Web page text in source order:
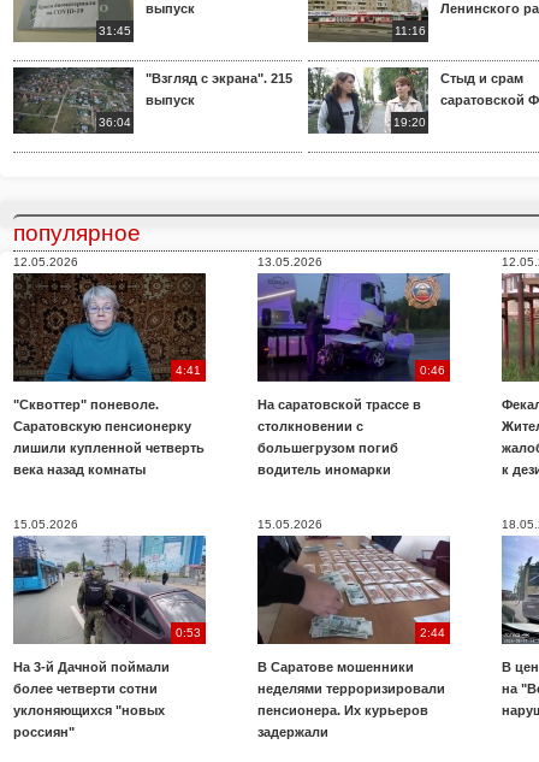
31:45
выпуск
36:04
"Взгляд с экрана". 215
выпуск
11:16
Ленинского
19:20
Стыд и срам
саратовской
популярное
12.05.2026
4:41
"Сквоттер" поневоле.
Саратовскую пенсионерку
лишили купленной четверть
века назад комнаты
13.05.2026
0:46
На саратовской трассе в
столкновении с
большегрузом погиб
водитель иномарки
к
15.05.2026
0:53
На 3-й Дачной поймали
более четверти сотни
уклоняющихся "новых
россиян"
15.05.2026
2:44
В Саратове мошенники
неделями терроризировали
пенсионера. Их курьеров
задержали
В
на